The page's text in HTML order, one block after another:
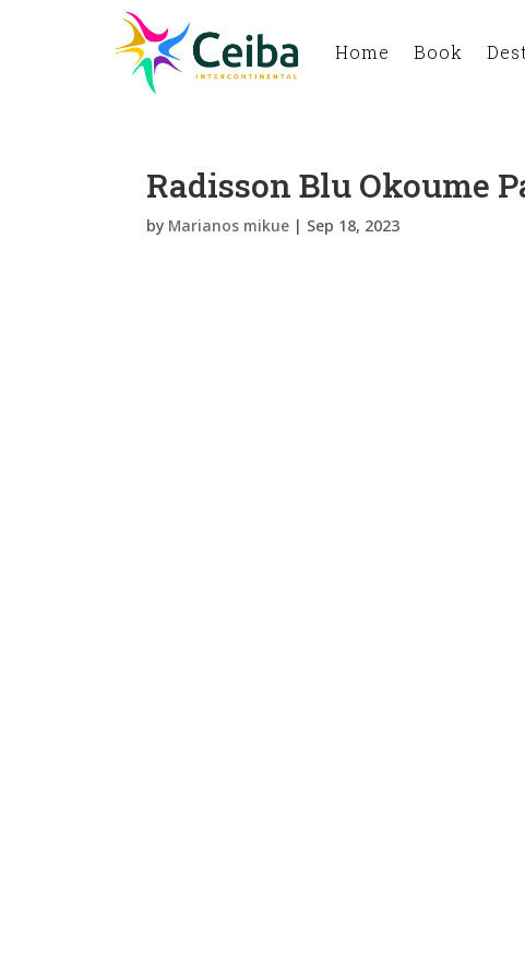
Home Book
Radisson Blu Okoume
by Marianos mikue | Sep 18, 2023